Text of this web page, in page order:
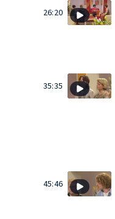
26:20
35:35
45:46